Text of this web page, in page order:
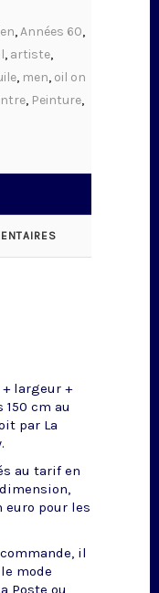
,Années 60,
, artiste,
, men, oil on
, Peinture,
largeur +
cm au
par La
au tarif en
euro pour les
il
mode
Poste ou